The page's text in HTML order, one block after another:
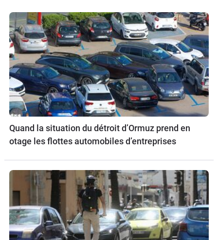
Quand la situation du détroit d’Ormuz prend en
otage les flottes automobiles d’entreprises